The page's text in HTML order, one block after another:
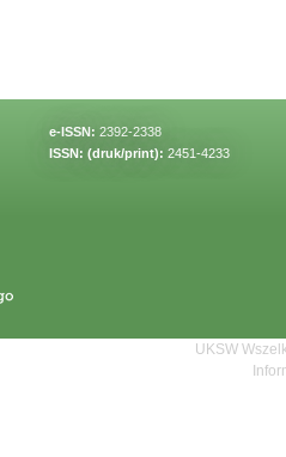
e-ISSN: 2392-2338
ISSN: (druk/print): 2451-4233
UKSW